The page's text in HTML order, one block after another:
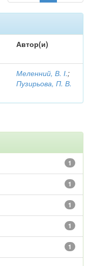
Автор(и)
Меленний, В. І.;
Пузирьова, П. В.
1
1
1
1
1